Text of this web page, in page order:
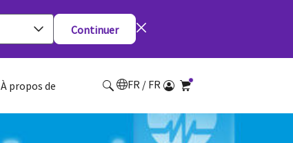
Continuer
À propos de FR / FR